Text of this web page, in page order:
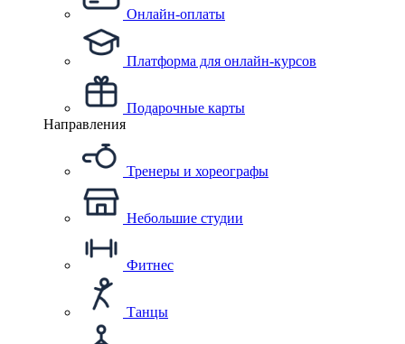
Онлайн-оплаты
Платформа для онлайн-курсов
Подарочные карты
Направления
Тренеры и хореографы
Небольшие студии
Фитнес
Танцы